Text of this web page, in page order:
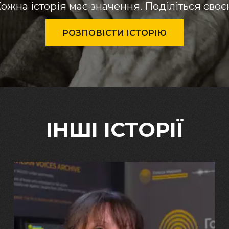
історія має значення. Поділіться
РОЗПОВІСТИ ІСТОРІЮ
ІНШІ ІСТОРІЇ